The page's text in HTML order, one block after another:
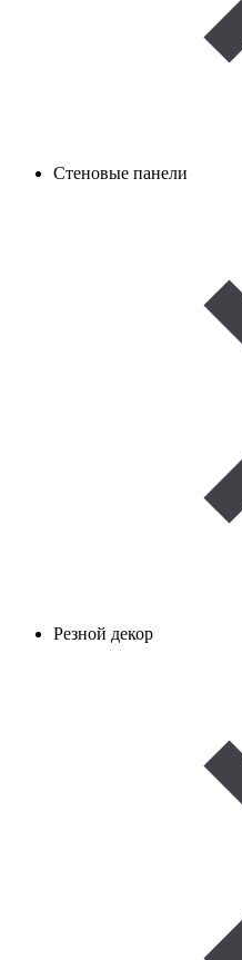
Стеновые панели
Резной декор